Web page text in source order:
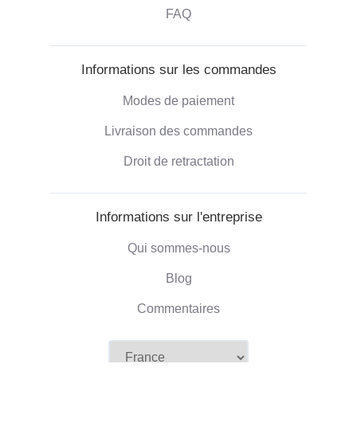
FAQ
Informations sur les commandes
Modes de paiement
Livraison des commandes
Droit de retractation
Informations sur l'entreprise
Qui sommes-nous
Blog
Commentaires